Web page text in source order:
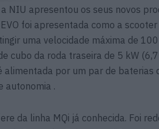
NIU apresentou os seus novos
foi apresentada como a
uma velocidade máxima de
cubo da roda traseira de 5 kW
por um par de baterias
autonomia .
da linha MQi já conhecida. Foi